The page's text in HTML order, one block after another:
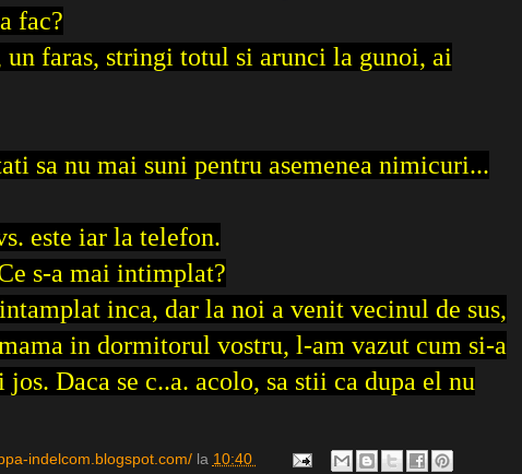
fac?
un faras, stringi totul si arunci la gunoi, ai
sa nu mai suni pentru asemenea nimicuri...
este iar la telefon.
s-a mai intimplat?
inca, dar la noi a venit vecinul de sus,
in dormitorul vostru, l-am vazut cum si-a
Daca se c..a. acolo, sa stii ca dupa el nu
indelcom.blogspot.com/ la 10:40